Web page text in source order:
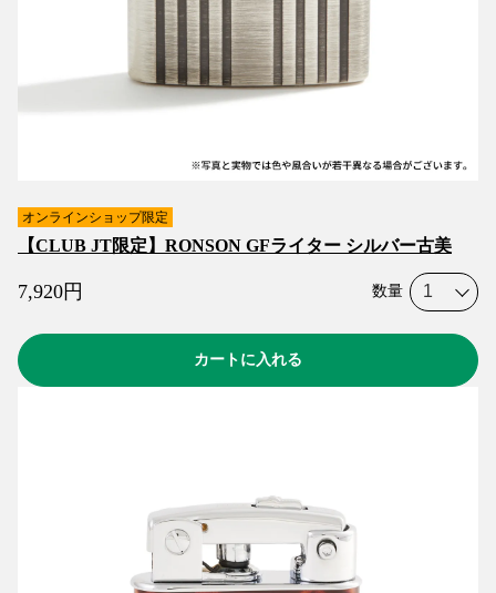
オンラインショップ限定
【CLUB JT限定】RONSON GFライター シルバー古美
7,920円 数量
カートに入れる